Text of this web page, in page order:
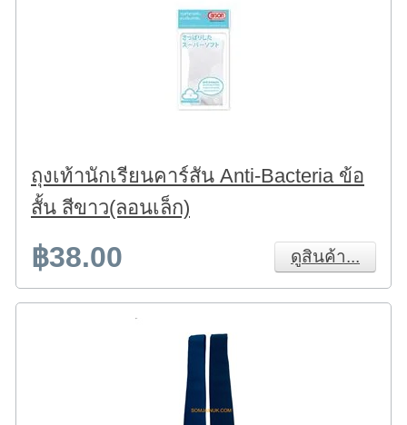
ถุงเท้านักเรียนคาร์สัน Anti-Bacteria ข้อ
สั้น สีขาว(ลอนเล็ก)
฿38.00 ดูสินค้า...